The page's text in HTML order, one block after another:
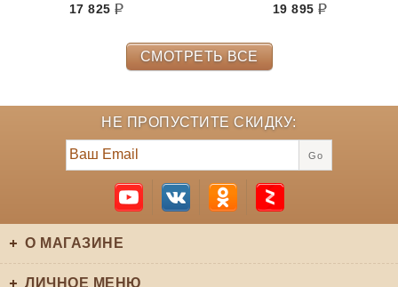
17 825 19 895
СМОТРЕТЬ ВСЕ
НЕ ПРОПУСТИТЕ СКИДКУ:
Go
О МАГАЗИНЕ
ЛИЧНОЕ МЕНЮ